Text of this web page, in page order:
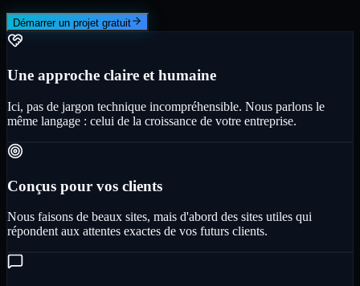
Démarrer un projet gratuit
Une approche claire et humaine
Ici, pas de jargon technique incompréhensible. Nous parlons le
même langage : celui de la croissance de votre entreprise.
Conçus pour vos clients
Nous faisons de beaux sites, mais d'abord des sites utiles qui
répondent aux attentes exactes de vos futurs clients.